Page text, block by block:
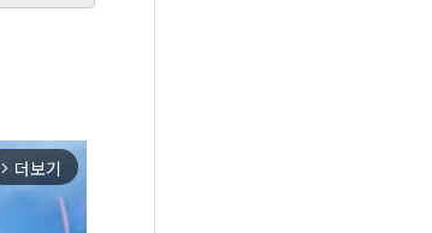
arrow_forward_ios 더보기